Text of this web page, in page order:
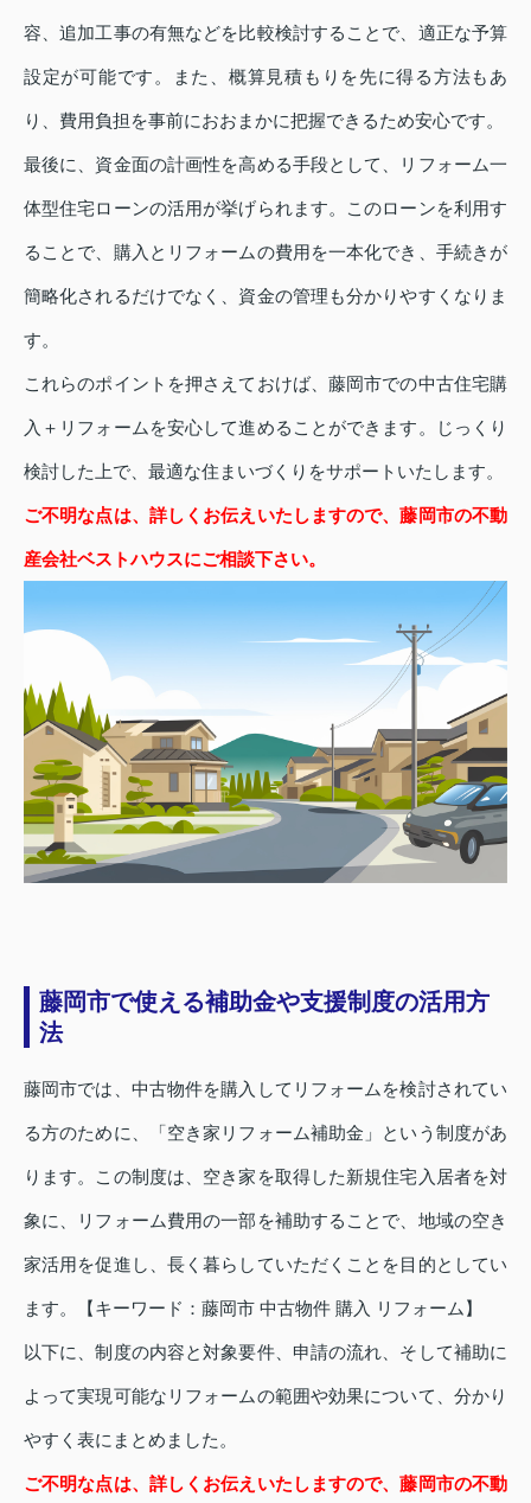
容、追加工事の有無などを比較検討することで、適正な予算
設定が可能です。また、概算見積もりを先に得る方法もあ
り、費用負担を事前におおまかに把握できるため安心です。
最後に、資金面の計画性を高める手段として、リフォーム一
体型住宅ローンの活用が挙げられます。このローンを利用す
ることで、購入とリフォームの費用を一本化でき、手続きが
簡略化されるだけでなく、資金の管理も分かりやすくなりま
す。
これらのポイントを押さえておけば、藤岡市での中古住宅購
入＋リフォームを安心して進めることができます。じっくり
検討した上で、最適な住まいづくりをサポートいたします。
ご不明な点は、詳しくお伝えいたしますので、藤岡市の不動
産会社ベストハウスにご相談下さい。
藤岡市で使える補助金や支援制度の活用方
法
藤岡市では、中古物件を購入してリフォームを検討されてい
る方のために、「空き家リフォーム補助金」という制度があ
ります。この制度は、空き家を取得した新規住宅入居者を対
象に、リフォーム費用の一部を補助することで、地域の空き
家活用を促進し、長く暮らしていただくことを目的としてい
ます。【キーワード：藤岡市 中古物件 購入 リフォーム】
以下に、制度の内容と対象要件、申請の流れ、そして補助に
よって実現可能なリフォームの範囲や効果について、分かり
やすく表にまとめました。
ご不明な点は、詳しくお伝えいたしますので、藤岡市の不動